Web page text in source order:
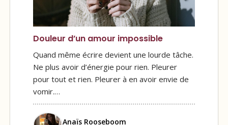
Douleur d’un amour impossible
Quand même écrire devient une lourde tâche.
Ne plus avoir d’énergie pour rien. Pleurer
pour tout et rien. Pleurer à en avoir envie de
vomir.…
Anaïs Rooseboom